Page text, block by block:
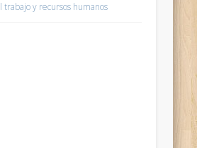
trabajo y recursos humanos